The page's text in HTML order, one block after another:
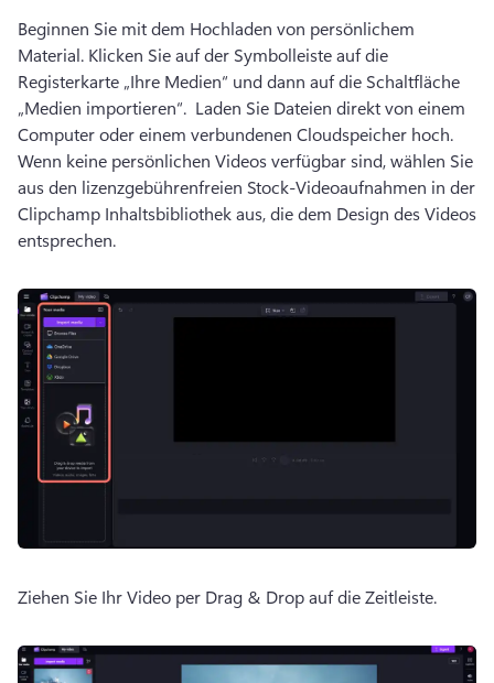
Beginnen Sie mit dem Hochladen von persönlichem
Material. Klicken Sie auf der Symbolleiste auf die
Registerkarte „Ihre Medien“ und dann auf die Schaltfläche
„Medien importieren“. Laden Sie Dateien direkt von einem
Wenn keine persönlichen Videos verfügbar sind, wählen Sie
aus den lizenzgebührenfreien Stock-Videoaufnahmen in der
Clipchamp Inhaltsbibliothek aus, die dem Design des Videos
entsprechen.
Ziehen Sie Ihr Video per Drag & Drop auf die Zeitleiste.